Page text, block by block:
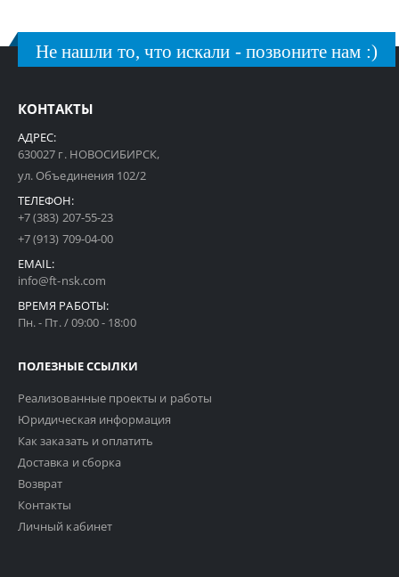
Не нашли то, что искали - позвоните нам :)
КОНТАКТЫ
АДРЕС:
630027 г. НОВОСИБИРСК,
ул. Объединения 102/2
ТЕЛЕФОН:
+7 (383) 207-55-23
+7 (913) 709-04-00
EMAIL:
info@ft-nsk.com
ВРЕМЯ РАБОТЫ:
Пн. - Пт. / 09:00 - 18:00
ПОЛЕЗНЫЕ ССЫЛКИ
Реализованные проекты и работы
Юридическая информация
Как заказать и оплатить
Доставка и сборка
Возврат
Контакты
Личный кабинет